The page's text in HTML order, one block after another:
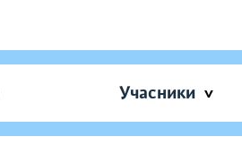
Учасники